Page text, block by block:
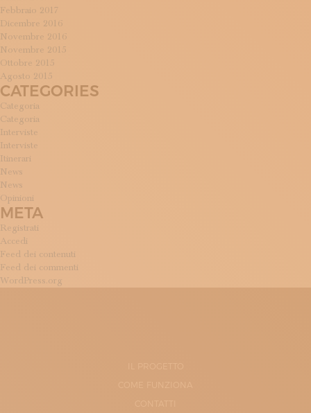
Febbraio 2017
Dicembre 2016
Novembre 2016
Novembre 2015
Ottobre 2015
Agosto 2015
CATEGORIES
Categoria
Categoria
Interviste
Interviste
Itinerari
News
News
Opinioni
META
Registrati
Accedi
Feed dei contenuti
Feed dei commenti
WordPress.org